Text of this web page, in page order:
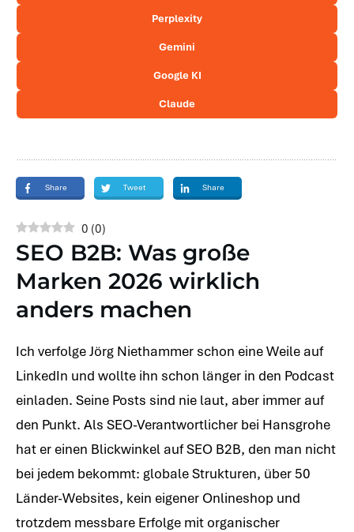
Perplexity
Gemini
Google KI
Claude
Share Tweet Share
0 (0)
SEO B2B: Was große
Marken 2026 wirklich
anders machen
Ich verfolge Jörg Niethammer schon eine Weile auf
LinkedIn und wollte ihn schon länger in den Podcast
einladen. Seine Posts sind nie laut, aber immer auf
den Punkt. Als SEO-Verantwortlicher bei Hansgrohe
hat er einen Blickwinkel auf SEO B2B, den man nicht
bei jedem bekommt: globale Strukturen, über 50
Länder-Websites, kein eigener Onlineshop und
trotzdem messbare Erfolge mit organischer